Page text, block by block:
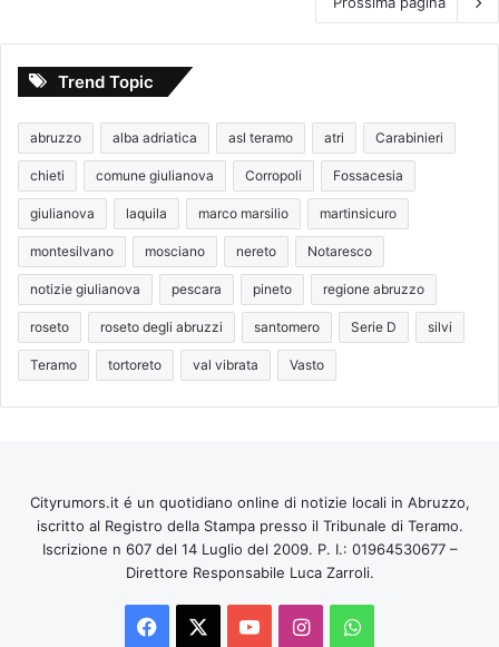
Trend Topic
abruzzo alba adriatica asl teramo atri Carabinieri
chieti comune giulianova Corropoli Fossacesia
giulianova laquila marco marsilio martinsicuro
montesilvano mosciano nereto Notaresco
notizie giulianova pescara pineto regione abruzzo
roseto roseto degli abruzzi santomero Serie D silvi
Teramo tortoreto val vibrata Vasto
Cityrumors.it é un quotidiano online di notizie locali in Abruzzo,
iscritto al Registro della Stampa presso il Tribunale di Teramo.
Iscrizione n 607 del 14 Luglio del 2009. P. I.: 01964530677 –
Direttore Responsabile Luca Zarroli.
Facebook You InstagramWhatsApp